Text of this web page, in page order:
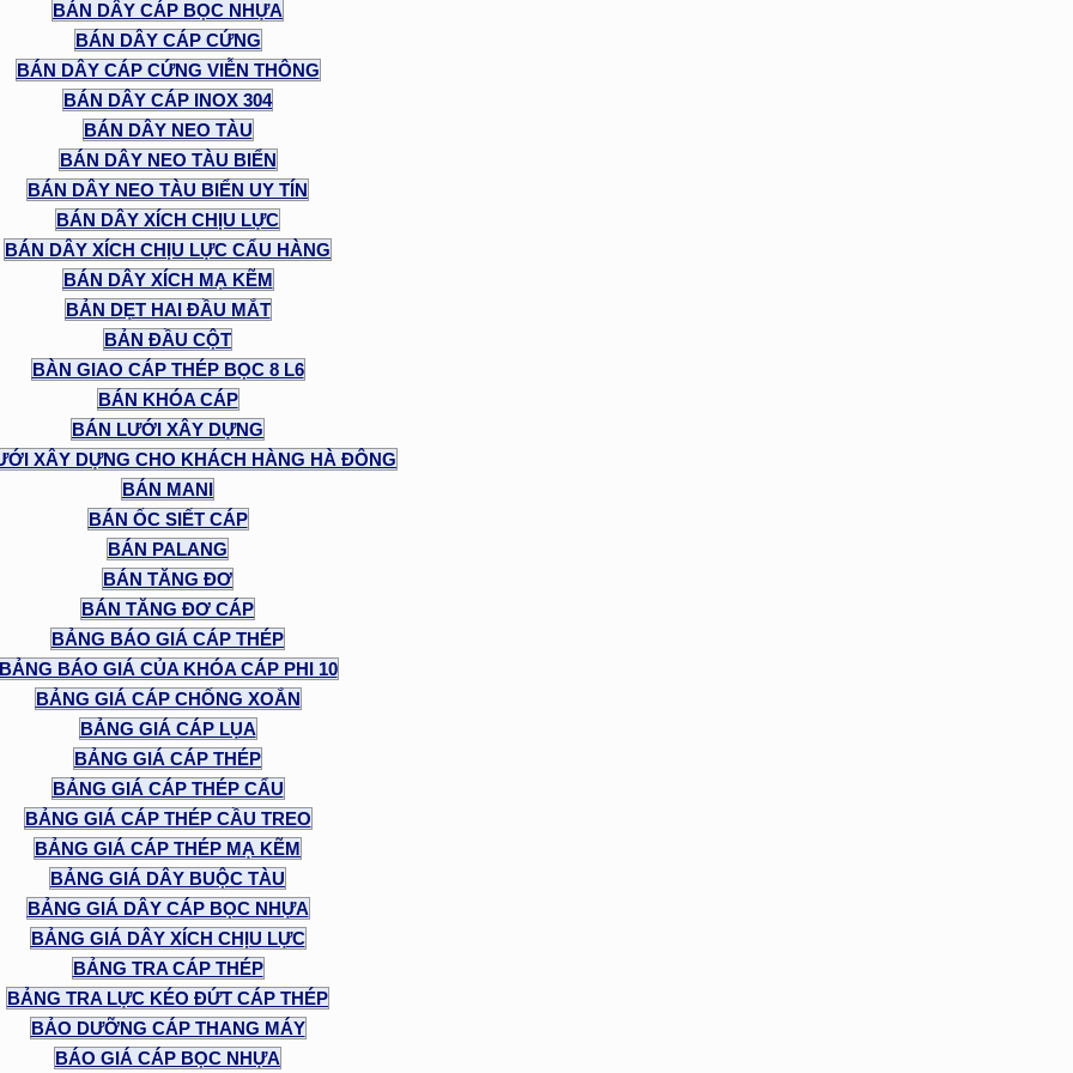
BÁN DÂY CÁP BỌC NHỰA
BÁN DÂY CÁP CỨNG
BÁN DÂY CÁP CỨNG VIỄN THÔNG
BÁN DÂY CÁP INOX 304
BÁN DÂY NEO TÀU
BÁN DÂY NEO TÀU BIỂN
BÁN DÂY NEO TÀU BIỂN UY TÍN
BÁN DÂY XÍCH CHỊU LỰC
BÁN DÂY XÍCH CHỊU LỰC CẨU HÀNG
BÁN DÂY XÍCH MẠ KẼM
BẢN DẸT HAI ĐẦU MẮT
BẢN ĐẦU CỘT
BÀN GIAO CÁP THÉP BỌC 8 L6
BÁN KHÓA CÁP
BÁN LƯỚI XÂY DỰNG
XÂY DỰNG CHO KHÁCH HÀNG HÀ ĐÔNG
BÁN MANI
BÁN ỐC SIẾT CÁP
BÁN PALANG
BÁN TĂNG ĐƠ
BÁN TĂNG ĐƠ CÁP
BẢNG BÁO GIÁ CÁP THÉP
BẢNG BÁO GIÁ CỦA KHÓA CÁP PHI 10
BẢNG GIÁ CÁP CHỐNG XOẮN
BẢNG GIÁ CÁP LỤA
BẢNG GIÁ CÁP THÉP
BẢNG GIÁ CÁP THÉP CẨU
BẢNG GIÁ CÁP THÉP CẦU TREO
BẢNG GIÁ CÁP THÉP MẠ KẼM
BẢNG GIÁ DÂY BUỘC TÀU
BẢNG GIÁ DÂY CÁP BỌC NHỰA
BẢNG GIÁ DÂY XÍCH CHỊU LỰC
BẢNG TRA CÁP THÉP
BẢNG TRA LỰC KÉO ĐỨT CÁP THÉP
BẢO DƯỠNG CÁP THANG MÁY
BÁO GIÁ CÁP BỌC NHỰA